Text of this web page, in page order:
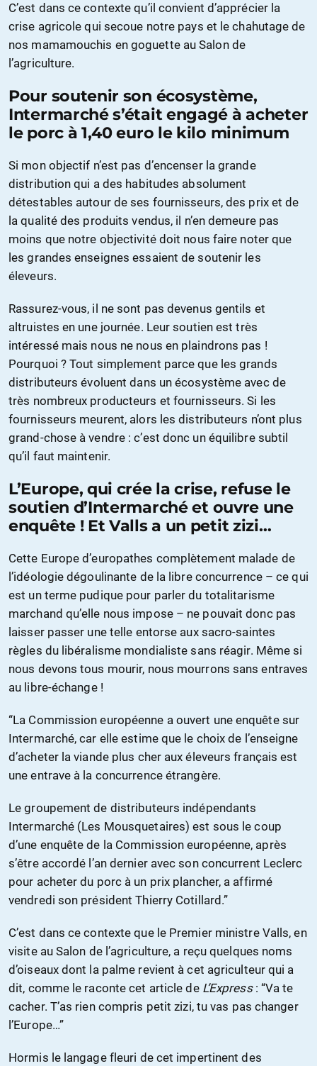
C’est dans ce contexte qu’il convient d’apprécier la
crise agricole qui secoue notre pays et le chahutage de
nos mamamouchis en goguette au Salon de
l’agriculture.
Pour soutenir son écosystème,
Intermarché s’était engagé à acheter
le porc à 1,40 euro le kilo minimum
Si mon objectif n’est pas d’encenser la grande
distribution qui a des habitudes absolument
détestables autour de ses fournisseurs, des prix et de
la qualité des produits vendus, il n’en demeure pas
moins que notre objectivité doit nous faire noter que
les grandes enseignes essaient de soutenir les
éleveurs.
Rassurez-vous, il ne sont pas devenus gentils et
altruistes en une journée. Leur soutien est très
intéressé mais nous ne nous en plaindrons pas !
Pourquoi ? Tout simplement parce que les grands
distributeurs évoluent dans un écosystème avec de
très nombreux producteurs et fournisseurs. Si les
fournisseurs meurent, alors les distributeurs n’ont plus
grand-chose à vendre : c’est donc un équilibre subtil
qu’il faut maintenir.
L’Europe, qui crée la crise, refuse le
soutien d’Intermarché et ouvre une
enquête ! Et Valls a un petit zizi…
Cette Europe d’europathes complètement malade de
l’idéologie dégoulinante de la libre concurrence – ce qui
est un terme pudique pour parler du totalitarisme
marchand qu’elle nous impose – ne pouvait donc pas
laisser passer une telle entorse aux sacro-saintes
règles du libéralisme mondialiste sans réagir. Même si
nous devons tous mourir, nous mourrons sans entraves
au libre-échange !
“La Commission européenne a ouvert une enquête sur
Intermarché, car elle estime que le choix de l’enseigne
d’acheter la viande plus cher aux éleveurs français est
une entrave à la concurrence étrangère.
Le groupement de distributeurs indépendants
Intermarché (Les Mousquetaires) est sous le coup
d’une enquête de la Commission européenne, après
s’être accordé l’an dernier avec son concurrent Leclerc
pour acheter du porc à un prix plancher, a affirmé
vendredi son président Thierry Cotillard.”
C’est dans ce contexte que le Premier ministre Valls, en
visite au Salon de l’agriculture, a reçu quelques noms
d’oiseaux dont la palme revient à cet agriculteur qui a
dit, comme le raconte cet article de L’Express: “Va te
cacher. T’as rien compris petit zizi, tu vas pas changer
l’Europe…”
Hormis le langage fleuri de cet impertinent des